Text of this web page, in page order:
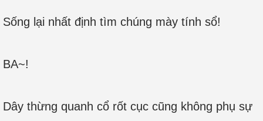
Sống lại nhất định tìm chúng mày tính sổ!
BA~!
Dây thừng quanh cổ rốt cục cũng không phụ sự